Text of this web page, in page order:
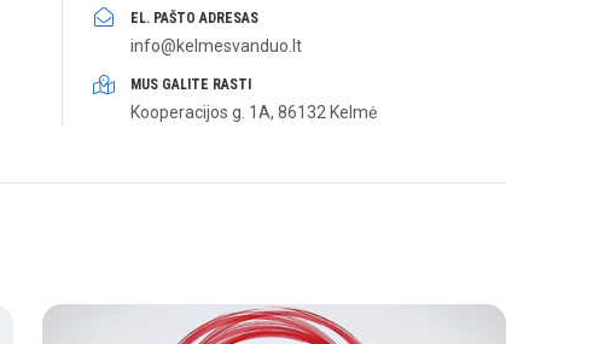
EL. PAŠTO ADRESAS
info@kelmesvanduo.lt
MUS GALITE RASTI
Kooperacijos g. 1A, 86132 Kelmė